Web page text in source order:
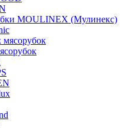
MOULINEX (Мулинекс)
мясорубок